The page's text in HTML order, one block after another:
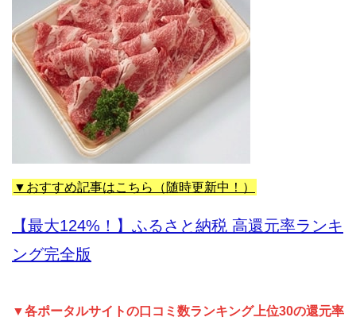
▼おすすめ記事はこちら（随時更新中！）
【最大124%！】ふるさと納税 高還元率ランキ
ング完全版
▼各ポータルサイトの口コミ数ランキング上位30の還元率